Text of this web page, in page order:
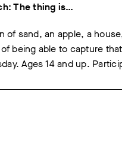
The thing is…
of sand, an apple, a
being able to capture
Ages 14 and up.